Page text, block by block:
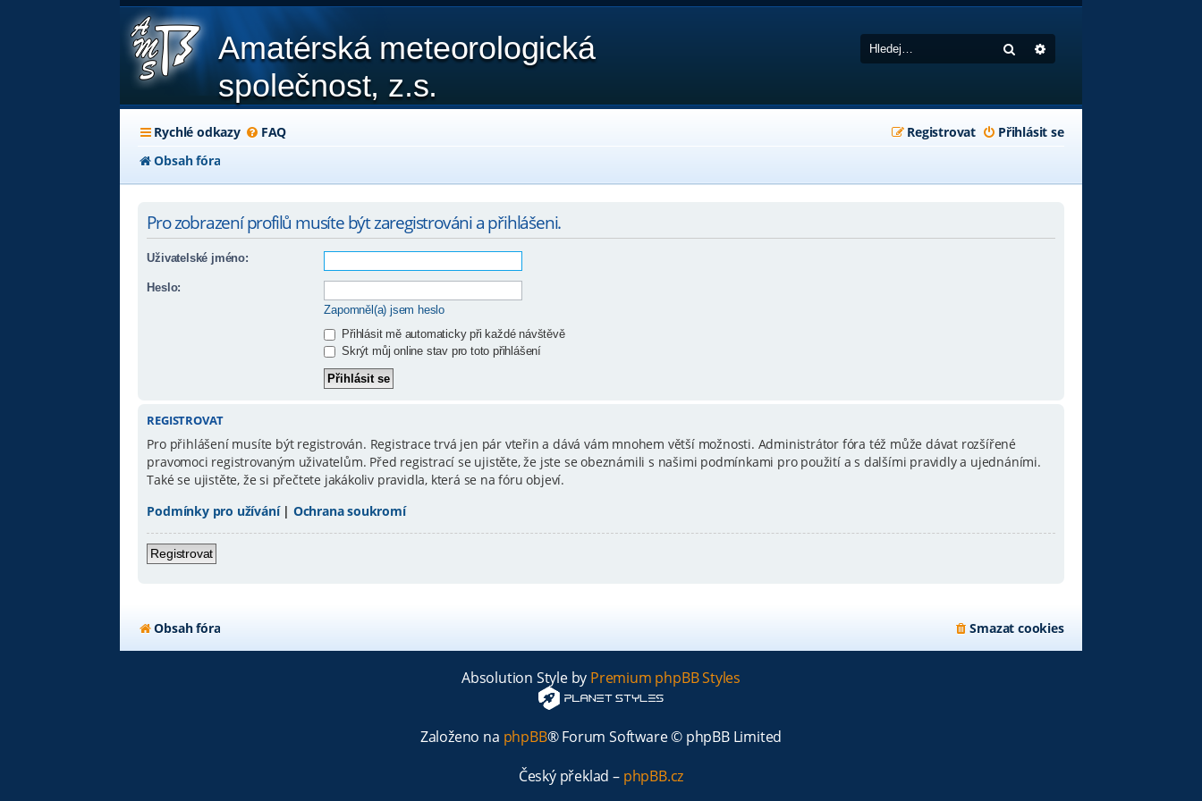
Amatérská meteorologická
společnost, z.s.
Hledat
Rychlé odkazy FAQ Přihlásit se
Registrovat
Obsah fóra
Pro zobrazení profilů musíte být zaregistrováni a přihlášeni.
Uživatelské jméno:
Heslo:
Zapomněl(a) jsem heslo
Přihlásit mě automaticky při každé návštěvě
Skrýt můj online stav pro toto přihlášení
REGISTROVAT
Pro přihlášení musíte být registrován. Registrace trvá jen pár vteřin a dává vám mnohem větší možnosti. Administrátor fóra též může dávat rozšířené
pravomoci registrovaným uživatelům. Před registrací se ujistěte, že jste se obeznámili s našimi podmínkami pro použití a s dalšími pravidly a ujednáními.
Také se ujistěte, že si přečtete jakákoliv pravidla, která se na fóru objeví.
Podmínky pro užívání| Ochrana soukromí
Registrovat
Obsah fóra Smazat cookies
Absolution Style by Premium phpBB Styles
Založeno na phpBB® Forum Software © phpBB Limited
Český překlad – phpBB.cz